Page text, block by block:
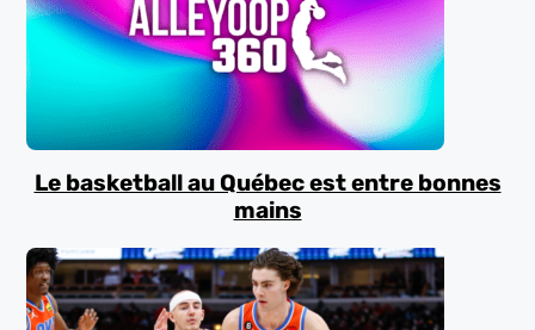
Le basketball au Québec est entre bonnes
mains